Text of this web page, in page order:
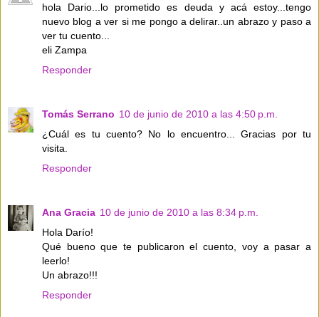
hola Dario...lo prometido es deuda y acá estoy...tengo
nuevo blog a ver si me pongo a delirar..un abrazo y paso a
ver tu cuento...
eli Zampa
Responder
Tomás Serrano 10 de junio de 2010 a las 4:50 p.m.
¿Cuál es tu cuento? No lo encuentro... Gracias por tu
visita.
Responder
Ana Gracia 10 de junio de 2010 a las 8:34 p.m.
Hola Darío!
Qué bueno que te publicaron el cuento, voy a pasar a
leerlo!
Un abrazo!!!
Responder